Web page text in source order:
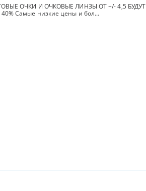
вправилах сайта
ОЧКИ И ОЧКОВЫЕ ЛИНЗЫ ОТ +/- 4,5 БУДУТ
Самые низкие цены и бол...